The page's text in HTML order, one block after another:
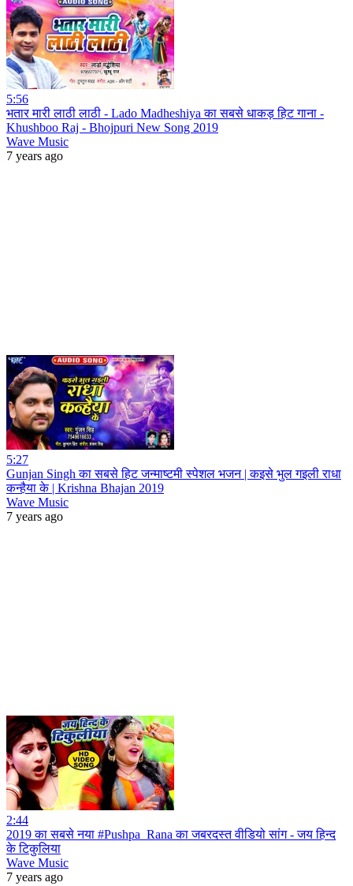
5:56
भतार मारी लाठी लाठी - Lado Madheshiya का सबसे धाकड़ हिट गाना -
Khushboo Raj - Bhojpuri New Song 2019
Wave Music
7 years ago
5:27
Gunjan Singh का सबसे हिट जन्माष्टमी स्पेशल भजन | कइसे भुल गइली राधा
कन्हैया के | Krishna Bhajan 2019
Wave Music
7 years ago
2:44
2019 का सबसे नया #Pushpa_Rana का जबरदस्त वीडियो सांग - जय हिन्द
के टिकुलिया
Wave Music
7 years ago